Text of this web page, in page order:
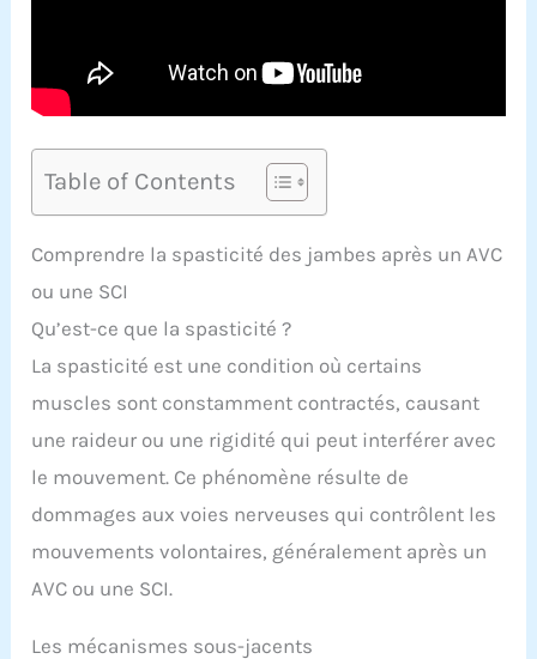
Table of Contents
Comprendre la spasticité des jambes après un AVC
ou une SCI
Qu’est-ce que la spasticité ?
La spasticité est une condition où certains
muscles sont constamment contractés, causant
une raideur ou une rigidité qui peut interférer avec
le mouvement. Ce phénomène résulte de
dommages aux voies nerveuses qui contrôlent les
mouvements volontaires, généralement après un
AVC ou une SCI.
Les mécanismes sous-jacents